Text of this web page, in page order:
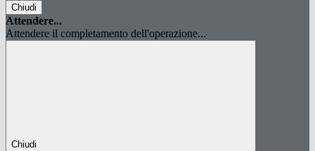
Chiudi
Attendere...
Attendere il completamento dell'operazione...
Chiudi